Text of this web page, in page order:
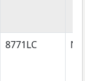
8771LC